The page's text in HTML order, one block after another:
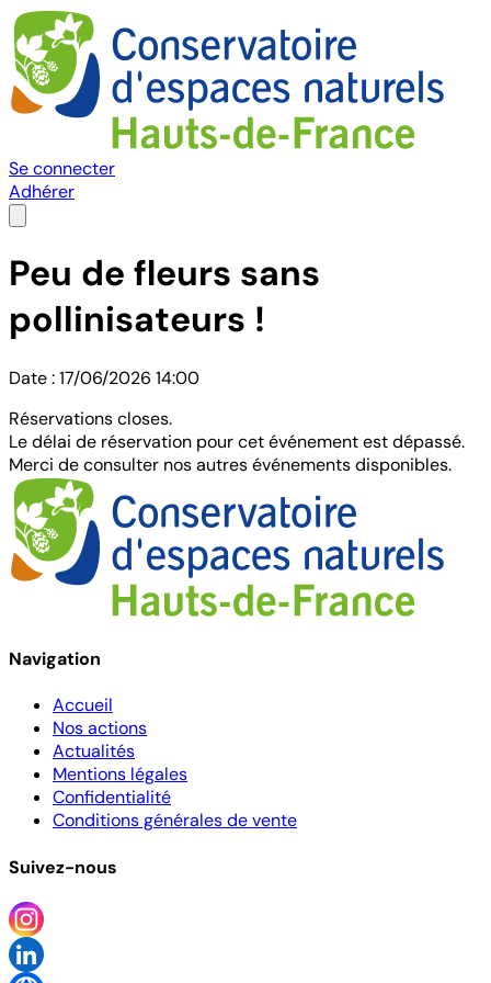
Se connecter
Adhérer
Peu de fleurs sans
pollinisateurs !
Date : 17/06/2026 14:00
Réservations closes.
Le délai de réservation pour cet événement est dépassé.
Merci de consulter nos autres événements disponibles.
Navigation
Accueil
Nos actions
Actualités
Mentions légales
Confidentialité
Conditions générales de vente
Suivez-nous